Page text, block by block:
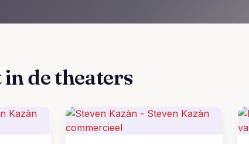
de theaters